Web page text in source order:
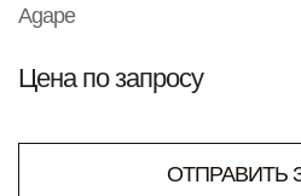
Agape
Цена по запросу
ОТПРАВИТЬ